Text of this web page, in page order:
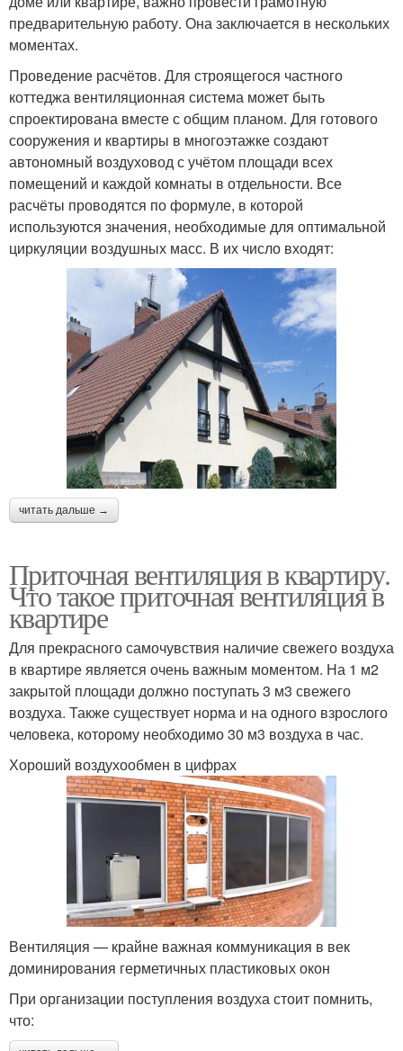
предварительную работу. Она заключается в нескольких
моментах.
Проведение расчётов. Для строящегося частного
коттеджа вентиляционная система может быть
спроектирована вместе с общим планом. Для готового
сооружения и квартиры в многоэтажке создают
автономный воздуховод с учётом площади всех
помещений и каждой комнаты в отдельности. Все
расчёты проводятся по формуле, в которой
используются значения, необходимые для оптимальной
циркуляции воздушных масс. В их число входят:
читать дальше →
Приточная вентиляция в квартиру.
Что такое приточная вентиляция в
квартире
Для прекрасного самочувствия наличие свежего воздуха
в квартире является очень важным моментом. На 1 м2
закрытой площади должно поступать 3 м3 свежего
воздуха. Также существует норма и на одного взрослого
человека, которому необходимо 30 м3 воздуха в час.
Хороший воздухообмен в цифрах
Вентиляция — крайне важная коммуникация в век
доминирования герметичных пластиковых окон
При организации поступления воздуха стоит помнить,
что: